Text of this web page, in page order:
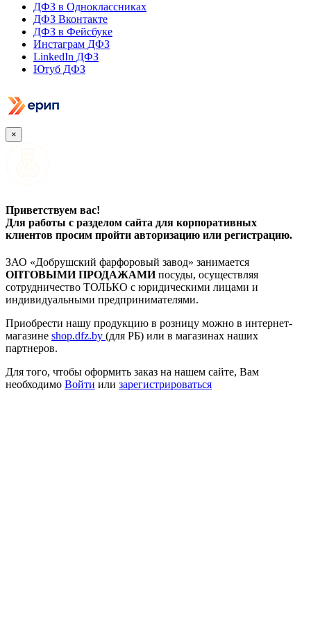
ДФЗ в Одноклассниках
ДФЗ Вконтакте
ДФЗ в Фейсбуке
Инстаграм ДФЗ
LinkedIn ДФЗ
Ютуб ДФЗ
×
Приветствуем вас!
Для работы с разделом сайта для корпоративных
клиентов просим пройти авторизацию или регистрацию.
ЗАО «Добрушский фарфоровый завод» занимается
ОПТОВЫМИ ПРОДАЖАМИпосуды, осуществляя
сотрудничество ТОЛЬКО с юридическими лицами и
индивидуальными предпринимателями.
Приобрести нашу продукцию в розницу можно в интернет-
магазине shop.dfz.by (для РБ) или в магазинах наших
партнеров.
Для того, чтобы оформить заказ на нашем сайте, Вам
необходимо Войти или зарегистрироваться